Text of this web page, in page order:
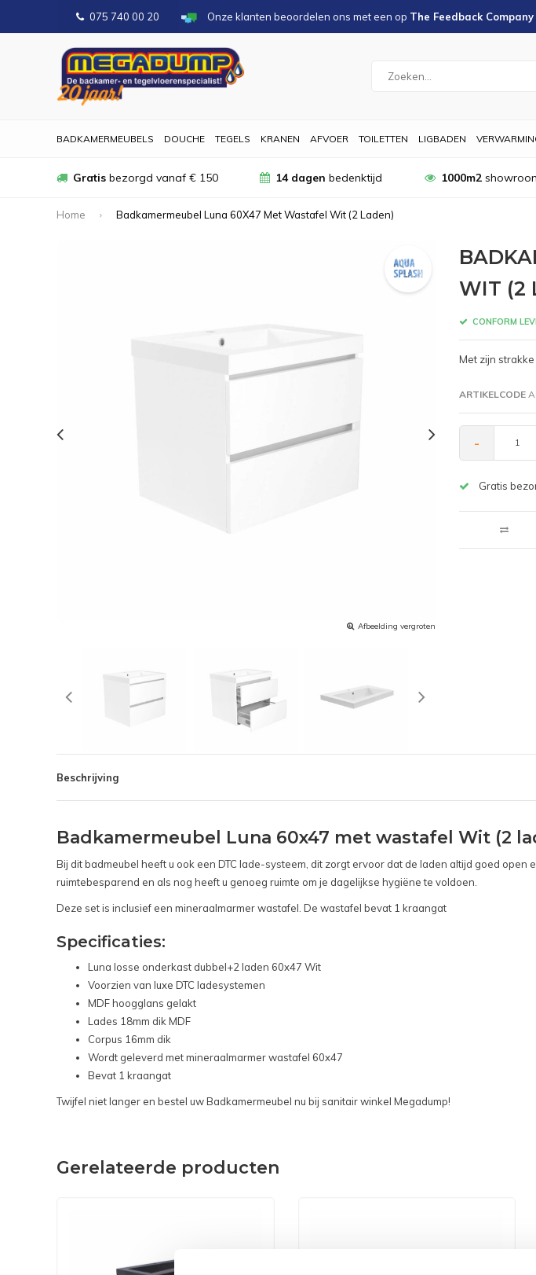
075 740 00 20 Onze klanten beoordelen ons met een op The Feedback Company
BADKAMERMEUBELS DOUCHE TEGELS KRANEN AFVOER TOILETTEN LIGBADEN
Gratis bezorgd vanaf € 150 14 dagen bedenktijd 1000m2
Home Badkamermeubel Luna 60X47 Met Wastafel Wit (2 Laden)
Afbeelding vergroten
WIT (2
CONFORM
Met zijn
ARTIKELCODE
-
Gratis
Beschrijving
Badkamermeubel Luna 60x47 met wastafel Wit (2
Bij dit badmeubel heeft u ook een DTC lade-systeem, dit zorgt ervoor dat de laden altijd goed
ruimtebesparend en als nog heeft u genoeg ruimte om je dagelijkse hygiëne te voldoen.
Deze set is inclusief een mineraalmarmer wastafel. De wastafel bevat 1 kraangat
Specificaties:
Luna losse onderkast dubbel+2 laden 60x47 Wit
Voorzien van luxe DTC ladesystemen
MDF hoogglans gelakt
Lades 18mm dik MDF
Corpus 16mm dik
Wordt geleverd met mineraalmarmer wastafel 60x47
Bevat 1 kraangat
Twijfel niet langer en bestel uw Badkamermeubel nu bij sanitair winkel Megadump!
Gerelateerde producten